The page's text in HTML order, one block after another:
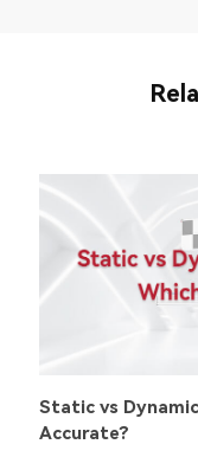
Static vs
Accurate?